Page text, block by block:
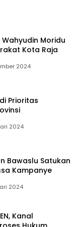
Moridu
Kota Raja
2024
Prioritas
2024
Bawaslu Satukan
Kampanye
2024
Kanal